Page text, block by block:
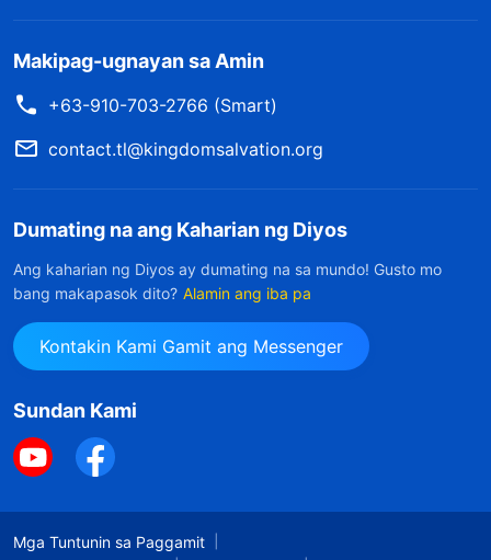
ng Diyos
Kapag Pumarito ang Diyos Mismo sa
Mundo
52
Ang Diyos ay nasa Langit at Nasa Lupa
Rin
54
Lahat ng mga Tao ng Diyos ay Naglalabas
57 Awit Ng Mga Mananagumpay
Ang Panlilinlang ng Tao sa Diyos ay
Laganap sa Kanilang mga Gawa
Makipag-ugnayan sa Amin
+63-910-703-2766 (Smart)
contact.tl@kingdomsalvation.org
Dumating na ang Kaharian ng Diyos
Ang kaharian ng Diyos ay dumating na sa mundo! Gusto mo
bang makapasok dito? Alamin ang iba pa
Kontakin Kami Gamit ang Messenger
Sundan Kami
Mga Tuntunin sa Paggamit